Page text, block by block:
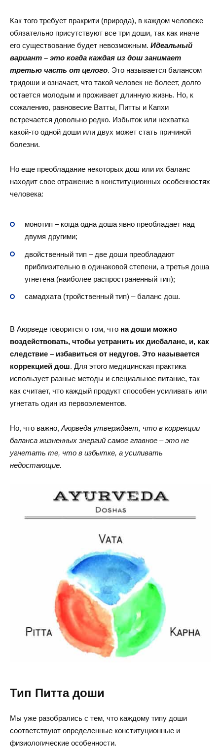
Как того требует пракрити (природа), в каждом человеке
обязательно присутствуют все три доши, так как иначе
его существование будет невозможным. Идеальный
вариант – это когда каждая из дош занимает
третью часть от целого. Это называется балансом
тридоши и означает, что такой человек не болеет, долго
остается молодым и проживает длинную жизнь. Но, к
сожалению, равновесие Ватты, Питты и Капхи
встречается довольно редко. Избыток или нехватка
какой-то одной доши или двух может стать причиной
болезни.
Но еще преобладание некоторых дош или их баланс
находит свое отражение в конституционных особенностях
человека:
монотип – когда одна доша явно преобладает над
двумя другими;
двойственный тип – две доши преобладают
приблизительно в одинаковой степени, а третья доша
угнетена (наиболее распространенный тип);
самадхата (тройственный тип) – баланс дош.
В Аюрведе говорится о том, что на доши можно
воздействовать, чтобы устранить их дисбаланс, и, как
следствие – избавиться от недугов. Это называется
коррекцией дош. Для этого медицинская практика
использует разные методы и специальное питание, так
как считает, что каждый продукт способен усиливать или
угнетать один из первоэлементов.
Но, что важно, Аюрведа утверждает, что в коррекции
баланса жизненных энергий самое главное – это не
угнетать те, что в избытке, а усиливать
недостающие.
Тип Питта доши
Мы уже разобрались с тем, что каждому типу доши
соответствуют определенные конституционные и
физиологические особенности.